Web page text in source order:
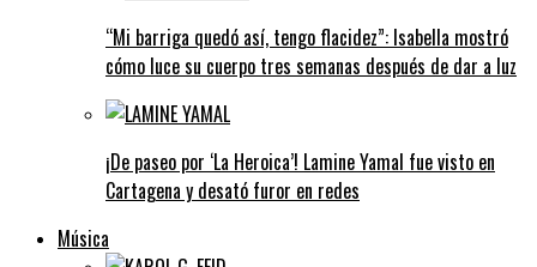
“Mi barriga quedó así, tengo flacidez”: Isabella mostró
cómo luce su cuerpo tres semanas después de dar a luz
¡De paseo por ‘La Heroica’! Lamine Yamal fue visto en
Cartagena y desató furor en redes
Música